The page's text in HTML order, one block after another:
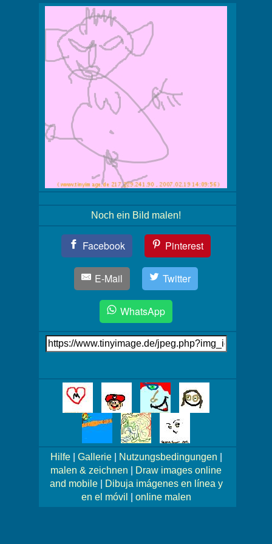
Noch ein Bild malen!
Facebook Pinterest
E-Mail Twitter
WhatsApp
Link
auf's
Bilder!
Hilfe| Gallerie| Nutzungsbedingungen
malen & zeichnen
Draw images online
and mobile|
Dibuja imágenes en línea y
en el móvil
online malen